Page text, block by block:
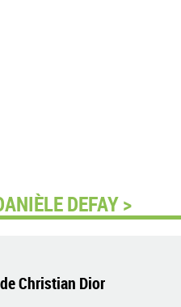
DEFAY >
Christian Dior